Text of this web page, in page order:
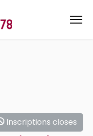
Inscriptions closes